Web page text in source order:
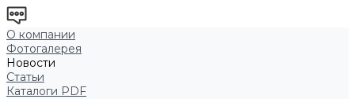
О компании
Фотогалерея
Новости
Статьи
Каталоги PDF